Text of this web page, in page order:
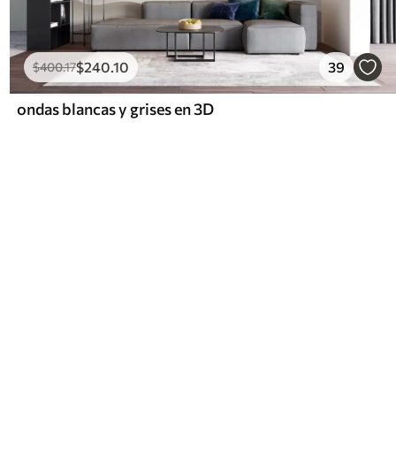
$400.17$240 .10 39
ondas blancas y grises en 3D